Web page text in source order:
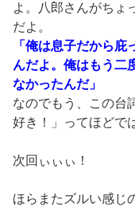
よ。八郎さんがちょ
だよ。
「俺は息子だから
んだよ。俺はもう二
なかったんだ」
なのでもう、この台
好き！」ってほどで
次回ぃぃぃ！
ほらまたズルい感じ